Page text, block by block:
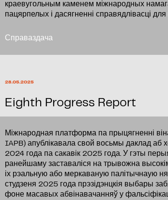
краевугольным каменем міжнародных
пацярпелых і дасягненні справядлівасці
Справаздача
28.05.2025
Eighth Progress Report
Міжнародная платформа па прыцягненні
IAPB) апублікавала свой восьмы даклад аб
2024 года па сакавік 2025 года. У гэты
ранейшаму заставаліся на трывожна
іх рэальную або меркаваную палітычнаую
студзеня 2025 года прэзідэнцкія выбары
фоне масавых абвінавачанняў у